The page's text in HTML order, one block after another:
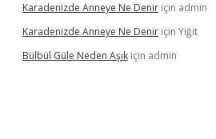
Karadenizde Anneye Ne Denir için admin
Karadenizde Anneye Ne Denir için Yiğit
Bülbül Güle Neden Aşık için admin